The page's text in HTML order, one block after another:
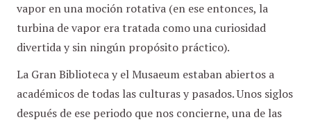
vapor en una moción rotativa (en ese entonces, la
turbina de vapor era tratada como una curiosidad
divertida y sin ningún propósito práctico).
La Gran Biblioteca y el Musaeum estaban abiertos a
académicos de todas las culturas y pasados. Unos siglos
después de ese periodo que nos concierne, una de las